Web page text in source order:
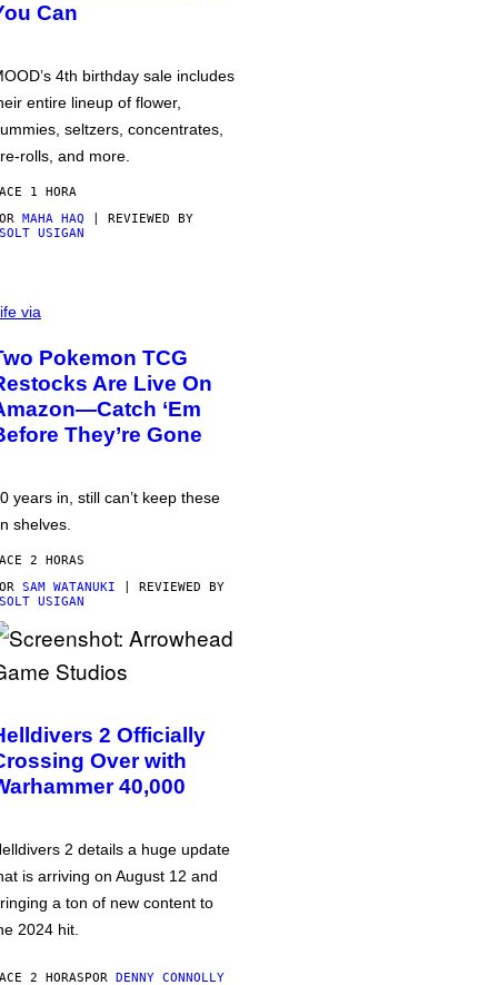
Can
4th birthday sale includes
entire lineup of flower,
seltzers, concentrates,
rolls, and more.
1 HORA
MAHA HAQ | REVIEWED BY
USIGAN
via
Pokemon TCG
Are Live On
‘Em
They’re Gone
years in, still can’t keep these
shelves.
2 HORAS
SAM WATANUKI | REVIEWED BY
USIGAN
2 Officially
Over with
40,000
2 details a huge update
is arriving on August 12 and
a ton of new content to
2024 hit.
2 HORASPOR DENNY CONNOLLY